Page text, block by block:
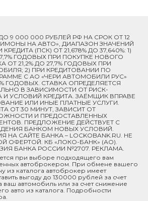
9 000 000 РУБЛЕЙ РФ НА СРОК ОТ 12
НА АВТО», ДИАПАЗОН ЗНАЧЕНИЙ
(ПСК) ОТ 21,678% ДО 37,640%: 1)
ГОДОВЫХ ПРИ ПОКУПКЕ НОВОГО
21,2% ДО 27,7% ГОДОВЫХ ПРИ
2) ПРИ КРЕДИТОВАНИИ ПО
C АО «ЧЕРИ АВТОМОБИЛИ РУС»
ГОДОВЫХ. СТАВКА ОПРЕДЕЛЯЕТСЯ
В ЗАВИСИМОСТИ ОТ РИСК-
УСЛОВИЙ КРЕДИТА. ЗАЁМЩИК ВПРАВЕ
ИЛИ ИНЫЕ ПЛАТНЫЕ УСЛУГИ.
ОТ 30 МИНУТ, ЗАВИСИТ ОТ
И ПРЕДОСТАВЛЕННЫХ
ПРЕДЛОЖЕНИЕ ДЕЙСТВУЕТ С
БАНКОМ НОВЫХ УСЛОВИЙ.
САЙТЕ БАНКА – LOCKOBANK.RU. НЕ
ОФЕРТОЙ. КБ «ЛОКО-БАНК» (АО).
БАНКА РОССИИ №2707. РЕКЛАМА.
при выборе подходящего вам
автоброкером. При обмене вашего
из каталога автоброкер имеет
выгоду до 130000 рублей за счет
ваш автомобиль или за счет снижение
авто из каталога. Подробности